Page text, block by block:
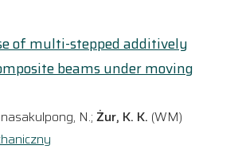
of multi-stepped additively
beams under moving
N.; Żur, K. K. (WM)